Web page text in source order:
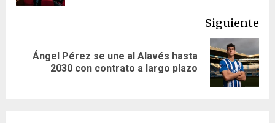
Siguiente
Siguiente
entrada:
Ángel Pérez se une al Alavés hasta
2030 con contrato a largo plazo